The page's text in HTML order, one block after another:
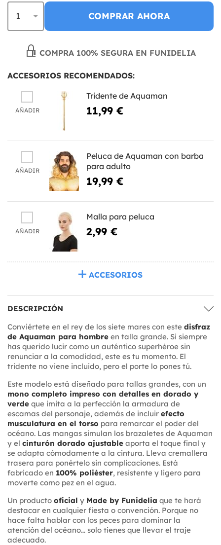
COMPRAR AHORA
COMPRA 100% SEGURA EN FUNIDELIA
ACCESORIOS RECOMENDADOS:
AÑADIR
Tridente de Aquaman
11,99 €
AÑADIR
Peluca de Aquaman con barba
para adulto
19,99 €
AÑADIR
Malla para peluca
2,99 €
ACCESORIOS
DESCRIPCIÓN
Conviértete en el rey de los siete mares con este disfraz
de Aquaman para hombre en talla grande. Si siempre
has querido lucir como un auténtico superhéroe sin
renunciar a la comodidad, este es tu momento. El
tridente no viene incluido, pero el porte lo pones tú.
Este modelo está diseñado para tallas grandes, con un
mono completo impreso con detalles en dorado y
verde que imita a la perfección la armadura de
escamas del personaje, además de incluir efecto
musculatura en el torso para remarcar el poder del
océano. Las mangas simulan los brazaletes de Aquaman
y el cinturón dorado ajustable aporta el toque final y
se adapta cómodamente a la cintura. Lleva cremallera
trasera para ponértelo sin complicaciones. Está
fabricado en 100% poliéster, resistente y ligero para
moverte como pez en el agua.
Un producto oficial y Made by Funidelia que te hará
destacar en cualquier fiesta o convención. Porque no
hace falta hablar con los peces para dominar la
atención del océano… solo tienes que llevar el traje
adecuado.